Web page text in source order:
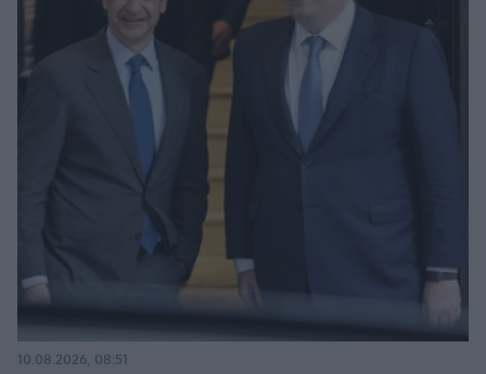
10.08.2026, 08:51